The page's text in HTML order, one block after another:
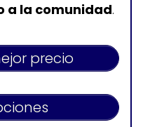
a la comunidad.
precio